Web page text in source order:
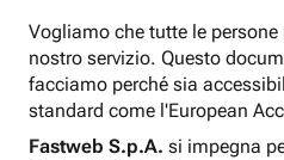
Vogliamo che tutte le
nostro servizio. Questo
facciamo perché sia
standard come l'European
Fastweb S.p.A. si impegna